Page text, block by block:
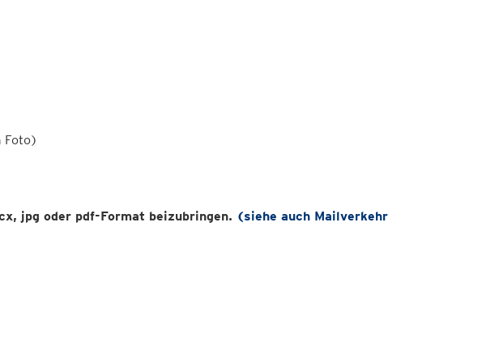
Foto)
jpg oder pdf-Format beizubringen. (siehe auch Mailverkehr